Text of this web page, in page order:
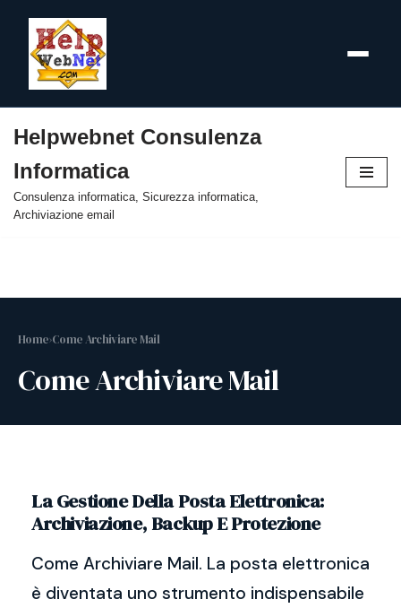
al
contenuto
Helpwebnet Consulenza
Informatica
Consulenza informatica, Sicurezza informatica,
Archiviazione email
Home›Come Archiviare Mail
Come Archiviare Mail
La Gestione Della Posta Elettronica:
Archiviazione, Backup E Protezione
Come Archiviare Mail. La posta elettronica
è diventata uno strumento indispensabile